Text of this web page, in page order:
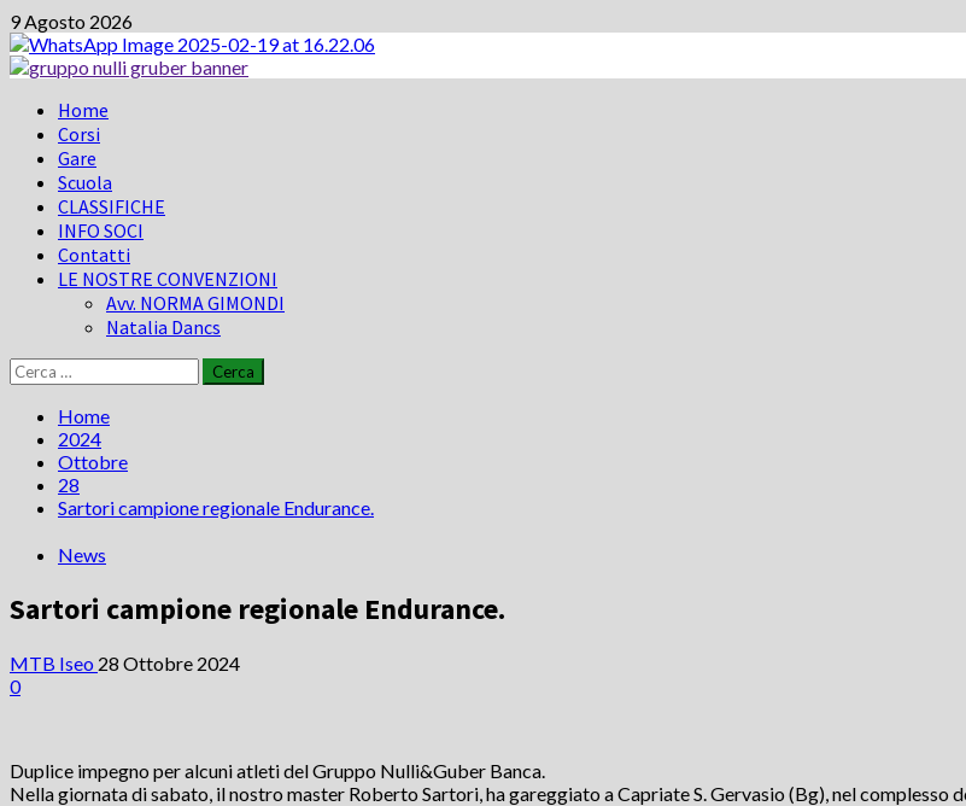
Vai
al
contenuto
9 Agosto 2026
Menu
principale
Home
Corsi
Gare
Scuola
CLASSIFICHE
INFO SOCI
Contatti
LE NOSTRE CONVENZIONI
Avv. NORMA GIMONDI
Natalia Dancs
Ricerca
per:
Home
2024
Ottobre
28
Sartori campione regionale Endurance.
News
Sartori campione regionale Endurance.
MTB Iseo 28 Ottobre 2024
0
Duplice impegno per alcuni atleti del Gruppo Nulli&Guber Banca.
Nella giornata di sabato, il nostro master Roberto Sartori, ha gareggiato a Capriate S. Gervasio (Bg), nel